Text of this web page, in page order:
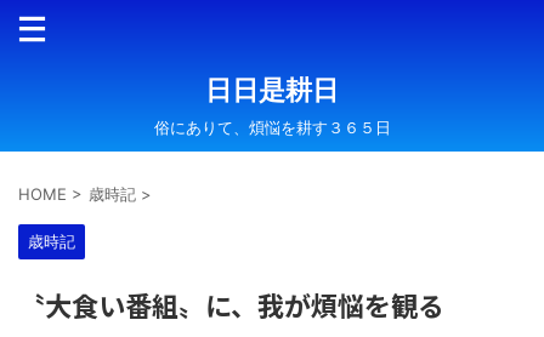
日日是耕日
俗にありて、煩悩を耕す３６５日
HOME > 歳時記 >
歳時記
〝大食い番組〟に、我が煩悩を観る